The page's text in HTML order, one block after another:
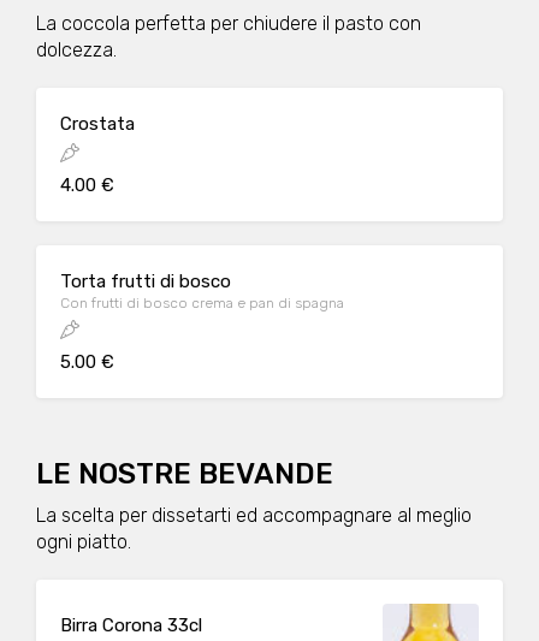
La coccola perfetta per chiudere il pasto con
dolcezza.
Crostata
4.00 €
Torta frutti di bosco
Con frutti di bosco crema e pan di spagna
5.00 €
LE NOSTRE BEVANDE
La scelta per dissetarti ed accompagnare al meglio
ogni piatto.
Birra Corona 33cl